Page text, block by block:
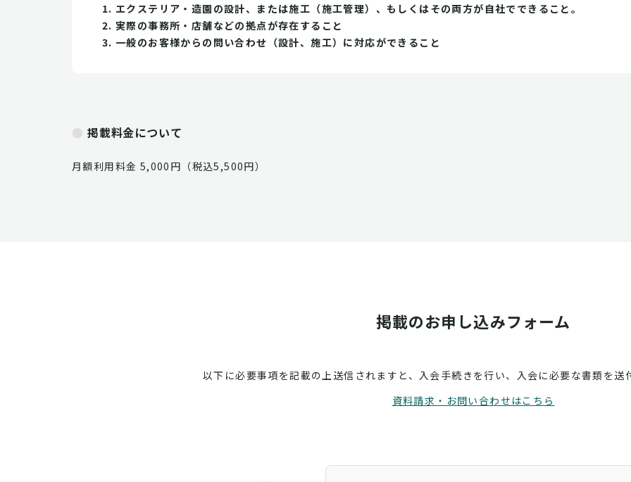
エクステリア・造園の設計、または施工（施工管理）、もしくはその両方が自社でできること。
実際の事務所・店舗などの拠点が存在すること
一般のお客様からの問い合わせ（設計、施工）に対応ができること
掲載料金について
月額利用料金 5,000円（税込5,500円）
掲載のお申し込みフォーム
以下に必要事項を記載の上送信されますと、入会手続きを行い、入会に必要な書類を送
資料請求・お問い合わせはこちら